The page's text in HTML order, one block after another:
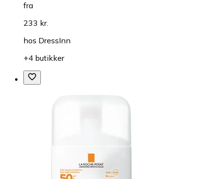
fra
233 kr.
hos DressInn
+4 butikker